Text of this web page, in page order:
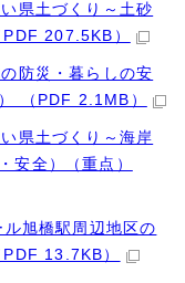
県土づくり～土砂
207.5KB）
防災・暮らしの安
（PDF 2.1MB）
県土づくり～海岸
安全）（重点）
旭橋駅周辺地区の
13.7KB）